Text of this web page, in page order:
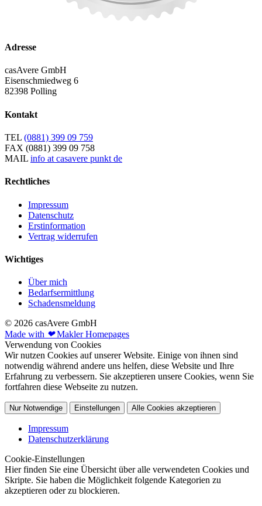
Adresse
casAvere GmbH
Eisenschmiedweg 6
82398 Polling
Kontakt
TEL (0881) 399 09 759
FAX (0881) 399 09 758
MAIL info at casavere punkt de
Rechtliches
Impressum
Datenschutz
Erstinformation
Vertrag widerrufen
Wichtiges
Über mich
Bedarfsermittlung
Schadensmeldung
© 2026 casAvere GmbH
Made with ❤Makler Homepages
Verwendung von Cookies
Wir nutzen Cookies auf unserer Website. Einige von ihnen sind
notwendig während andere uns helfen, diese Website und Ihre
Erfahrung zu verbessern. Sie akzeptieren unsere Cookies, wenn Sie
fortfahren diese Webseite zu nutzen.
Nur Notwendige Einstellungen Alle Cookies akzeptieren
Impressum
Datenschutzerklärung
Cookie-Einstellungen
Hier finden Sie eine Übersicht über alle verwendeten Cookies und
Skripte. Sie haben die Möglichkeit folgende Kategorien zu
akzeptieren oder zu blockieren.